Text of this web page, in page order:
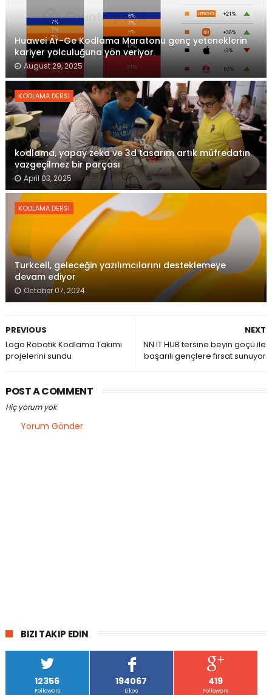
Huawei Ar-Ge Kodlama Maratonu genç yeteneklerin
kariyer yolculuğuna yön veriyor
August 29, 2025
KODLAMA DERSI
kodlama, yapay zeka ve 3d tasarım artık müfredatın
vazgeçilmez bir parçası
April 03, 2025
KODLAMA DERSI
Turkcell, geleceğin yazılımcılarını desteklemeye
devam ediyor
October 07, 2024
NEXT
NN IT HUB tersine beyin göçü ile
başarılı gençlere fırsat sunuyor
PREVIOUS
Logo Robotik Kodlama Takımı
projelerini sundu
POST A COMMENT
Hiç yorum yok
Yorum Gönder
BIZI TAKIP EDIN
12356
Followers
194067
Likes
419
Followers